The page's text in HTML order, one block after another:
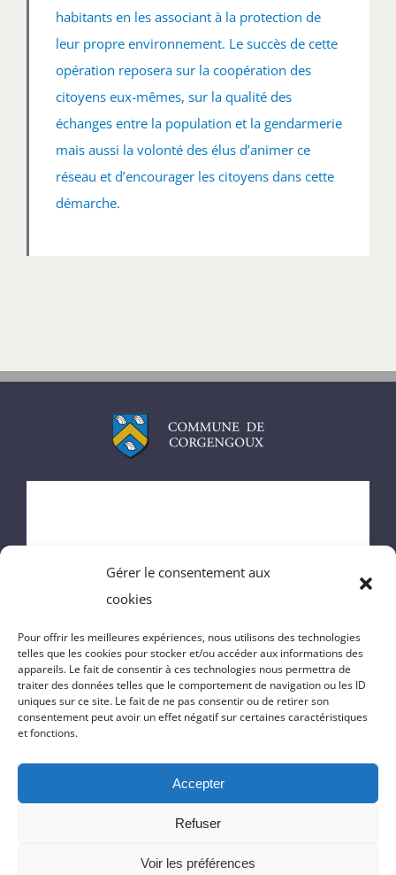
Gérer le consentement aux
cookies
Pour offrir les meilleures expériences, nous utilisons des technologies
telles que les cookies pour stocker et/ou accéder aux informations des
appareils. Le fait de consentir à ces technologies nous permettra de
traiter des données telles que le comportement de navigation ou les ID
uniques sur ce site. Le fait de ne pas consentir ou de retirer son
consentement peut avoir un effet négatif sur certaines caractéristiques
et fonctions.
Accepter
Refuser
Voir les préférences
habitants en les associant à la protection de
leur propre environnement. Le succès de cette
opération reposera sur la coopération des
citoyens eux-mêmes, sur la qualité des
échanges entre la population et la gendarmerie
mais aussi la volonté des élus d’animer ce
réseau et d’encourager les citoyens dans cette
démarche.
VIE DU VILLAGE
VIE PRATIQUE
CONTACT